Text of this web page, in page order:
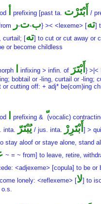
prefixing [past ta. أَبْتَرْت /
ب-ت-ر } >< <lexeme> [ته]
curtail; [ته] to cut or cut away or
or become childless
infixing > infin. of أَبْتَرَ } >|<
bobtail or -ling, curtail or -ling;
cutting off: + adj* be(com)ing
prefixing & (vocalic)
inta. يُبْتَرّ / jus. inta. أَبْتَرِرْ ] >
stay aloof or staye alone, stand
~ = ~ from] to leave, retire,
<adjexeme> [copula] to be or
lonely: <reflexeme> [لا] to
o.s.